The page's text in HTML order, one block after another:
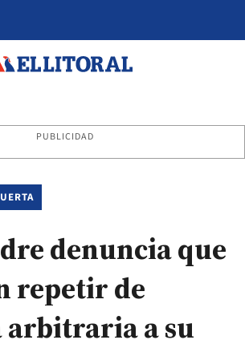
PUBLICIDAD
denuncia que
repetir de
arbitraria a su